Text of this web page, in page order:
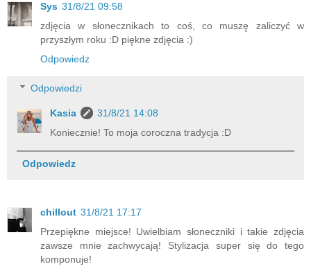
Sys 31/8/21 09:58
zdjęcia w słonecznikach to coś, co muszę zaliczyć w
przyszłym roku :D piękne zdjęcia :)
Odpowiedz
Odpowiedzi
Kasia
31/8/21 14:08
Koniecznie! To moja coroczna tradycja :D
Odpowiedz
chillout 31/8/21 17:17
Przepiękne miejsce! Uwielbiam słoneczniki i takie zdjęcia
zawsze mnie zachwycają! Stylizacja super się do tego
komponuje!